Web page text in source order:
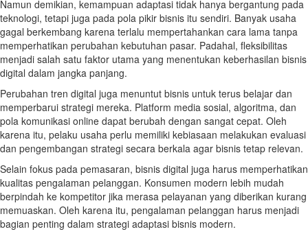
Namun demikian, kemampuan adaptasi tidak hanya bergantung pada
teknologi, tetapi juga pada pola pikir bisnis itu sendiri. Banyak usaha
gagal berkembang karena terlalu mempertahankan cara lama tanpa
memperhatikan perubahan kebutuhan pasar. Padahal, fleksibilitas
menjadi salah satu faktor utama yang menentukan keberhasilan bisnis
digital dalam jangka panjang.
Perubahan tren digital juga menuntut bisnis untuk terus belajar dan
memperbarui strategi mereka. Platform media sosial, algoritma, dan
pola komunikasi online dapat berubah dengan sangat cepat. Oleh
karena itu, pelaku usaha perlu memiliki kebiasaan melakukan evaluasi
dan pengembangan strategi secara berkala agar bisnis tetap relevan.
Selain fokus pada pemasaran, bisnis digital juga harus memperhatikan
kualitas pengalaman pelanggan. Konsumen modern lebih mudah
berpindah ke kompetitor jika merasa pelayanan yang diberikan kurang
memuaskan. Oleh karena itu, pengalaman pelanggan harus menjadi
bagian penting dalam strategi adaptasi bisnis modern.